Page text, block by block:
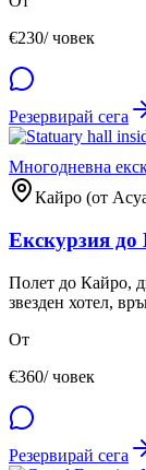
€230/ човек
Резервирай сега
Многодневна
Кайро (от
Екскурзия до
Полет до Кайро,
звезден хотел,
От
€360/ човек
Резервирай сега